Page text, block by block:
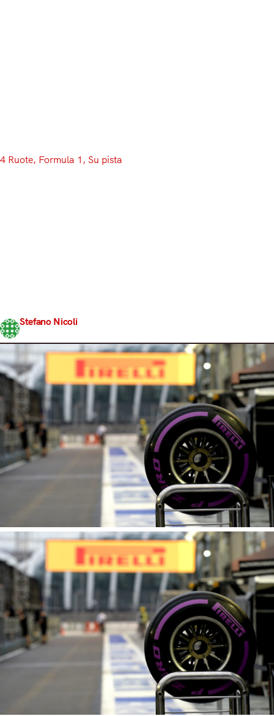
4 Ruote, Formula 1 , Su pista
Stefano Nicoli